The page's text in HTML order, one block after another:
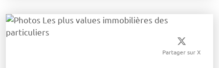
Partager sur X